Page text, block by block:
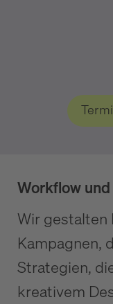
Workflow
Wir gestalten
Kampagnen,
Strategien,
kreativem